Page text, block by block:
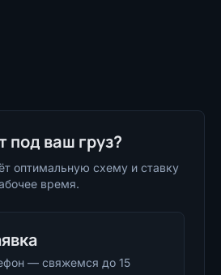
под ваш груз?
оптимальную схему и ставку
время.
— свяжемся до 15